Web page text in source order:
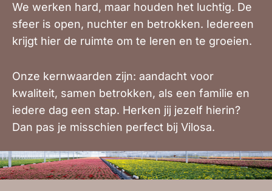
We werken hard, maar houden het luchtig. De
sfeer is open, nuchter en betrokken. Iedereen
krijgt hier de ruimte om te leren en te groeien.
Onze kernwaarden zijn: aandacht voor
kwaliteit, samen betrokken, als een familie en
iedere dag een stap. Herken jij jezelf hierin?
Dan pas je misschien perfect bij Vilosa.